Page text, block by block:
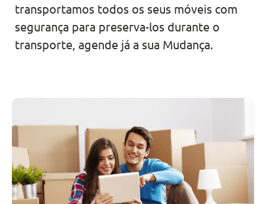
transportamos todos os seus móveis com
segurança para preserva-los durante o
transporte, agende já a sua Mudança.